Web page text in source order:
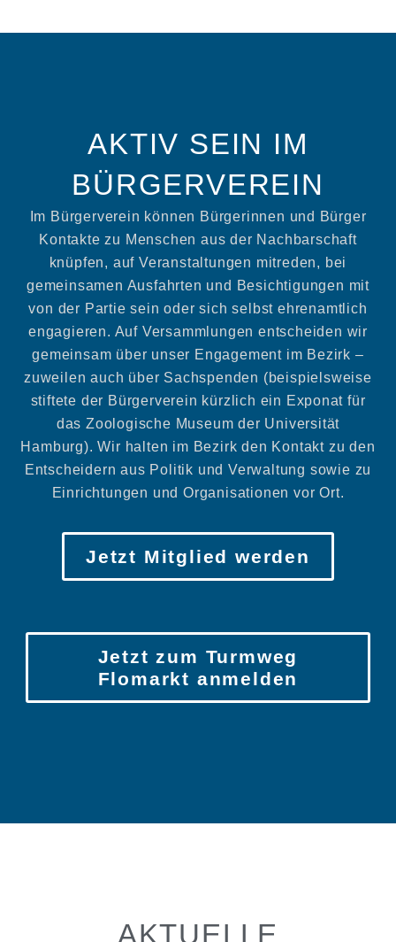
AKTIV SEIN IM
BÜRGERVEREIN
Im Bürgerverein können Bürgerinnen und Bürger
Kontakte zu Menschen aus der Nachbarschaft
knüpfen, auf Veranstaltungen mitreden, bei
gemeinsamen Ausfahrten und Besichtigungen mit
von der Partie sein oder sich selbst ehrenamtlich
engagieren. Auf Versammlungen entscheiden wir
gemeinsam über unser Engagement im Bezirk –
zuweilen auch über Sachspenden (beispielsweise
stiftete der Bürgerverein kürzlich ein Exponat für
das Zoologische Museum der Universität
Hamburg). Wir halten im Bezirk den Kontakt zu den
Entscheidern aus Politik und Verwaltung sowie zu
Einrichtungen und Organisationen vor Ort.
Jetzt Mitglied werden
Jetzt zum Turmweg
Flomarkt anmelden
AKTUELLE